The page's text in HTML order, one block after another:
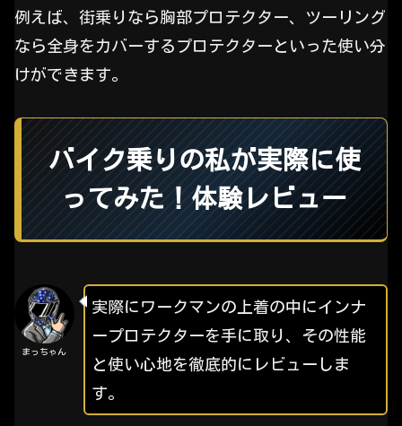
例えば、街乗りなら胸部プロテクター、ツーリング
なら全身をカバーするプロテクターといった使い分
けができます。
バイク乗りの私が実際に使
ってみた！体験レビュー
まっちゃん
実際にワークマンの上着の中にインナ
ープロテクターを手に取り、その性能
と使い心地を徹底的にレビューしま
す。